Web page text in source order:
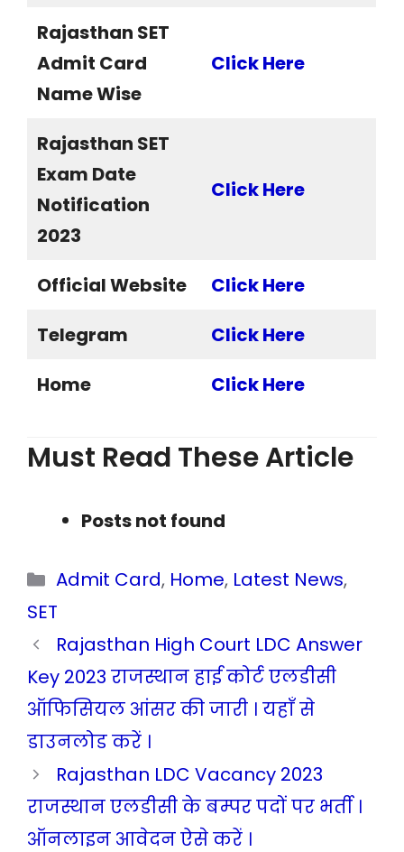
Rajasthan SET
Admit Card
Name Wise
Click Here
Rajasthan SET
Exam Date
Notification
2023
Click Here
Official Website
Click Here
Telegram
Click Here
Home
Click Here
Must Read These Article
Posts not found
Categories
Admit Card, Home, Latest News,
SET
Rajasthan High Court LDC Answer
Key 2023 राजस्थान हाई कोर्ट एलडीसी
ऑफिसियल आंसर की जारी । यहाँ से
डाउनलोड करें ।
Rajasthan LDC Vacancy 2023
राजस्थान एलडीसी के बम्पर पदों पर भर्ती ।
ऑनलाइन आवेदन ऐसे करें ।